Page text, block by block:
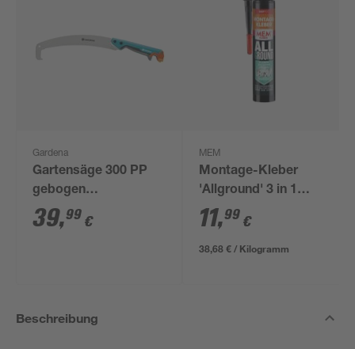
Gardena
Gartensäge 300 PP
gebogen
"combisystem"
39,99 €
MEM
Montage-Kleber
'Allground' 3 in 1
transparent 310 g
11,99 €
38,68 € / Kilogramm
Beschreibung